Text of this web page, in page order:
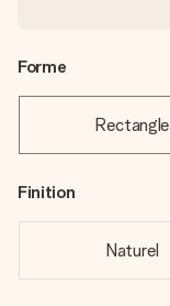
Forme
Rectangle
Finition
Naturel